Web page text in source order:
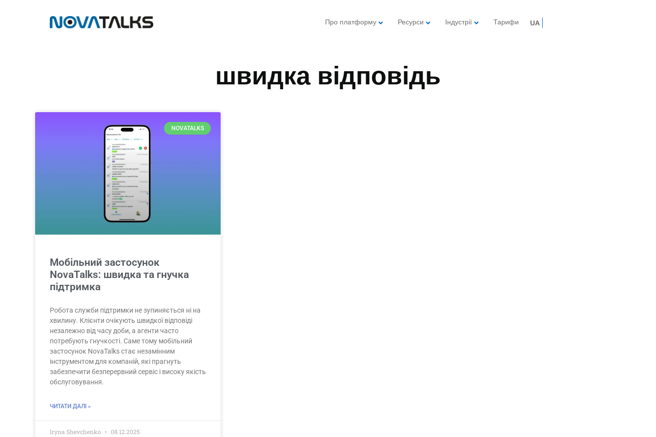
Про платформу Ресурси Індустрії Тарифи UA
швидка відповідь
NOVATALKS
Мобільний застосунок
NovaTalks: швидка та гнучка
підтримка
Робота служби підтримки не зупиняється ні на
хвилину. Клієнти очікують швидкої відповіді
незалежно від часу доби, а агенти часто
потребують гнучкості. Саме тому мобільний
застосунок NovaTalks стає незамінним
інструментом для компаній, які прагнуть
забезпечити безперервний сервіс і високу якість
обслуговування.
ЧИТАТИ ДАЛІ »
Iryna Shevchenko 08.12.2025